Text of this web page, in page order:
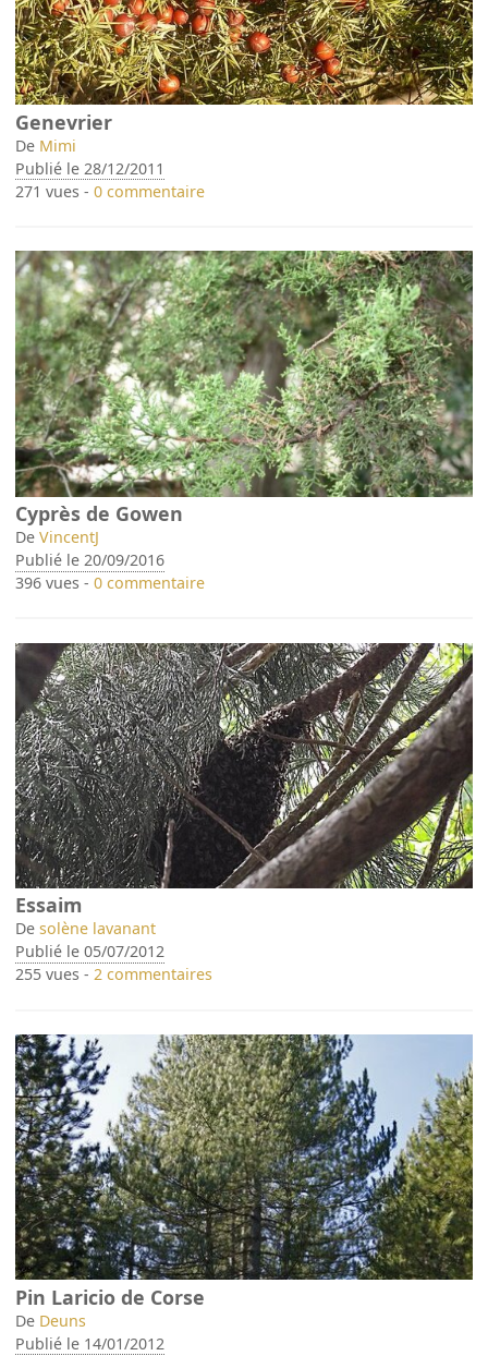
Genevrier
De Mimi
Publié le 28/12/2011
271 vues -0 commentaire
Cyprès de Gowen
DeVincentJ
Publié le 20/09/2016
396 vues -0 commentaire
Essaim
Desolène lavanant
Publié le 05/07/2012
255 vues -2 commentaires
Pin Laricio de Corse
De Deuns
Publié le 14/01/2012